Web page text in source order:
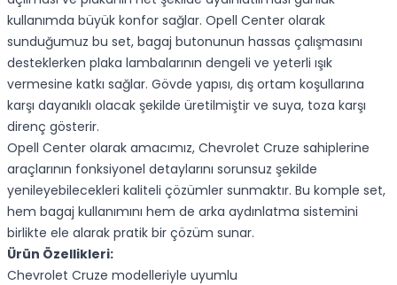
kullanımda büyük konfor sağlar. Opell Center olarak
sunduğumuz bu set, bagaj butonunun hassas çalışmasını
desteklerken plaka lambalarının dengeli ve yeterli ışık
vermesine katkı sağlar. Gövde yapısı, dış ortam koşullarına
karşı dayanıklı olacak şekilde üretilmiştir ve suya, toza karşı
direnç gösterir.
Opell Center olarak amacımız, Chevrolet Cruze sahiplerine
araçlarının fonksiyonel detaylarını sorunsuz şekilde
yenileyebilecekleri kaliteli çözümler sunmaktır. Bu komple set,
hem bagaj kullanımını hem de arka aydınlatma sistemini
birlikte ele alarak pratik bir çözüm sunar.
Ürün Özellikleri:
Chevrolet Cruze modelleriyle uyumlu